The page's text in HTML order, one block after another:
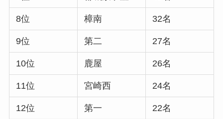
8位 樟南 32名
9位 第二 27名
10位 鹿屋 26名
11位 宮崎西 24名
12位 第一 22名